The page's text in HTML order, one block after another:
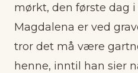
mørkt, den første dag i
Magdalena er ved
tror det må være
henne, inntil han sier